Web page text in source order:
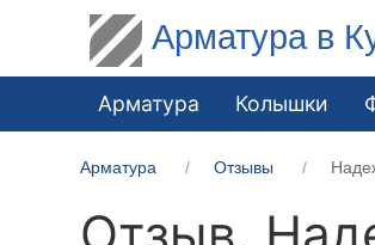
Арматура в
Арматура Колышки
Арматура Отзывы